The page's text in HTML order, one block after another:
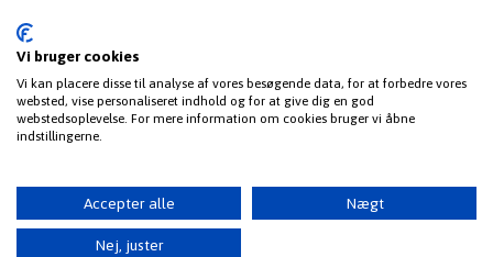
Privatlivspolitik
Disclaimer
Aksjedesk Norge
Vi bruger cookies
Vi kan placere disse til analyse af vores besøgende data, for at forbedre vores
websted, vise personaliseret indhold og for at give dig en god
webstedsoplevelse. For mere information om cookies bruger vi åbne
indstillingerne.
Accepter alle Nægt
Nej, juster